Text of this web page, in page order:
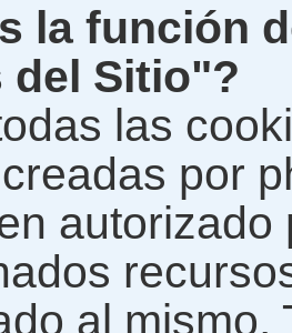
la función
del Sitio"?
las
por
autorizado
al mismo.